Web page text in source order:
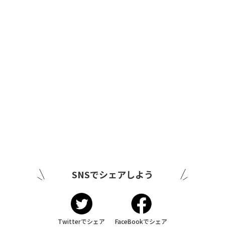
SNSでシェアしよう
Twitterでシェア FaceBookでシェア